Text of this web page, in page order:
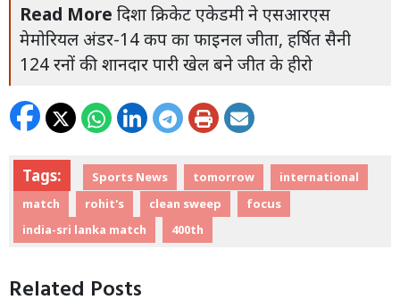
Read More दिशा क्रिकेट एकेडमी ने एसआरएस
मेमोरियल अंडर-14 कप का फाइनल जीता, हर्षित सैनी
124 रनों की शानदार पारी खेल बने जीत के हीरो
Tags: Sports News tomorrow
international
match
rohit's clean sweep
focus
india-sri lanka match
400th
Related Posts